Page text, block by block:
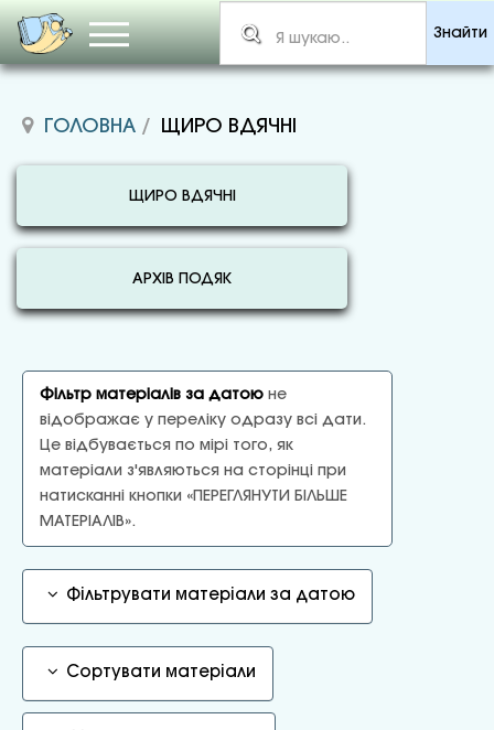
Знайти
ГОЛОВНА ЩИРО ВДЯЧНІ
ЩИРО ВДЯЧНІ
АРХІВ ПОДЯК
Фільтр матеріалів за датою не
відображає у переліку одразу всі дати.
Це відбувається по мірі того, як
матеріали з'являються на сторінці при
натисканні кнопки «ПЕРЕГЛЯНУТИ БІЛЬШЕ
МАТЕРІАЛІВ».
Фільтрувати матеріали за датою
Сортувати матеріали